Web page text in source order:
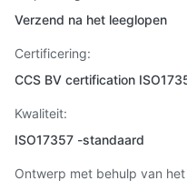
Verzend na het leeglopen
Certificering:
CCS BV certification
Kwaliteit:
ISO17357 -standaard
Ontwerp met behulp van het